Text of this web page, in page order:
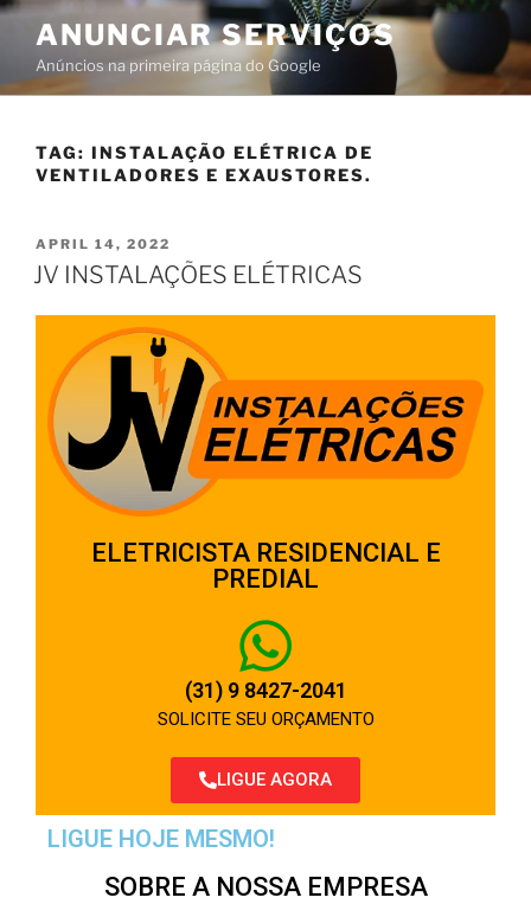
ANUNCIAR SERVIÇOS
Anúncios na primeira página do Google
TAG: INSTALAÇÃO ELÉTRICA DE
VENTILADORES E EXAUSTORES.
APRIL 14, 2022
JV INSTALAÇÕES ELÉTRICAS
ELETRICISTA RESIDENCIAL E
PREDIAL
(31) 9 8427-2041
SOLICITE SEU ORÇAMENTO
LIGUE AGORA
LIGUE HOJE MESMO!
SOBRE A NOSSA EMPRESA